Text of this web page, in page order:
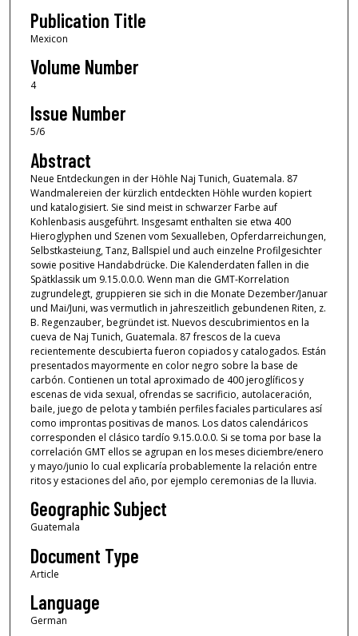
Publication Title
Mexicon
Volume Number
4
Issue Number
5/6
Abstract
Neue Entdeckungen in der Höhle Naj Tunich, Guatemala. 87
Wandmalereien der kürzlich entdeckten Höhle wurden kopiert
und katalogisiert. Sie sind meist in schwarzer Farbe auf
Kohlenbasis ausgeführt. Insgesamt enthalten sie etwa 400
Hieroglyphen und Szenen vom Sexualleben, Opferdarreichungen,
Selbstkasteiung, Tanz, Ballspiel und auch einzelne Profilgesichter
sowie positive Handabdrücke. Die Kalenderdaten fallen in die
Spätklassik um 9.15.0.0.0. Wenn man die GMT-Korrelation
zugrundelegt, gruppieren sie sich in die Monate Dezember/Januar
und Mai/Juni, was vermutlich in jahreszeitlich gebundenen Riten, z.
B. Regenzauber, begründet ist. Nuevos descubrimientos en la
cueva de Naj Tunich, Guatemala. 87 frescos de la cueva
recientemente descubierta fueron copiados y catalogados. Están
presentados mayormente en color negro sobre la base de
carbón. Contienen un total aproximado de 400 jeroglíficos y
escenas de vida sexual, ofrendas se sacrificio, autolaceración,
baile, juego de pelota y también perfiles faciales particulares así
como improntas positivas de manos. Los datos calendáricos
corresponden el clásico tardío 9.15.0.0.0. Si se toma por base la
correlación GMT ellos se agrupan en los meses diciembre/enero
y mayo/junio lo cual explicaría probablemente la relación entre
ritos y estaciones del año, por ejemplo ceremonias de la lluvia.
Geographic Subject
Guatemala
Document Type
Article
Language
German